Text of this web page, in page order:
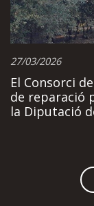
27/03/2026
El Consorci
de reparació
la Diputació